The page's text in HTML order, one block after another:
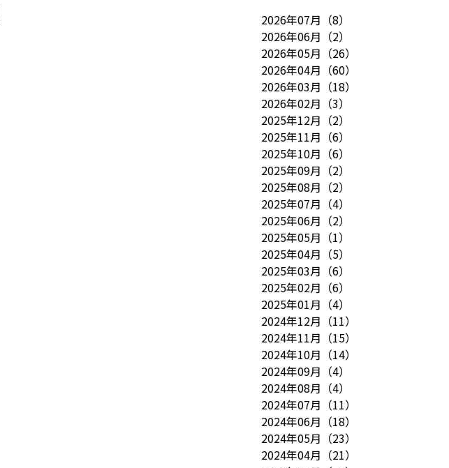
2026年07月 （8）
2026年06月 （2）
2026年05月 （26）
2026年04月 （60）
2026年03月 （18）
2026年02月 （3）
2025年12月 （2）
2025年11月 （6）
2025年10月 （6）
2025年09月 （2）
2025年08月 （2）
2025年07月 （4）
2025年06月 （2）
2025年05月 （1）
2025年04月 （5）
2025年03月 （6）
2025年02月 （6）
2025年01月 （4）
2024年12月 （11）
2024年11月 （15）
2024年10月 （14）
2024年09月 （4）
2024年08月 （4）
2024年07月 （11）
2024年06月 （18）
2024年05月 （23）
2024年04月 （21）